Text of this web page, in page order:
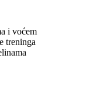
i voćem
treninga